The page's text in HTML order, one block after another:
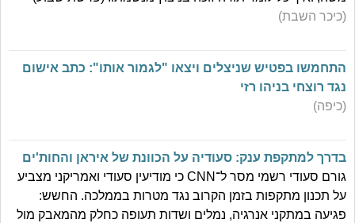
(כיכר השבת)
התחמשו בפטיש שניצלים ויצאו "לגמור אותו": כתב אישום
נגד רוצחי בניהו רזי
(כיפה)
בדרך למתקפת ענק: סעודיה על הכוונת של איראן והחות'ים
גורם סעודי רשמי מסר ל־CNN כי מודיעין סעודי ואמריקני מצביע
על תכנון מתקפות בזמן הקרוב נגד מטרות בממלכה. החשש:
פגיעה במתקני אנרגיה, נמלים ושדות תעופה כחלק מהמאבק מול